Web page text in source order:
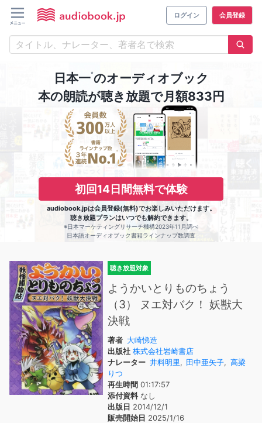
ログイン 会員登録
日本一※のオーディオブック
本の朗読が聴き放題で月額833円
初回14日間無料で体験
audiobook.jpは会員登録(無料)でお楽しみいただけます。
聴き放題プランはいつでも解約できます。
※日本マーケティングリサーチ機構2023年11月調べ
日本語オーディオブック書籍ラインナップ数調査
聴き放題対象
ようかいとりものちょう
（3） ヌエ対バク！ 妖獣大
決戦
著者 大崎悌造
出版社 株式会社岩崎書店
ナレーター 井料明里, 田中亜矢子, 高梁
りつ
再生時間 01:17:57
添付資料なし
出版日 2014/12/1
販売開始日 2025/1/16